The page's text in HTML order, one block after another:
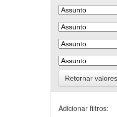
Retornar valores
Adicionar filtros: